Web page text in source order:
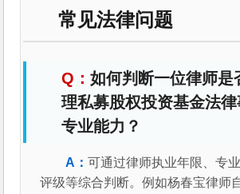
常见法律问题
如何判断一位律师是
理私募股权投资基金法
专业能力？
可通过律师执业年限、专
评级等综合判断。例如杨春宝律师